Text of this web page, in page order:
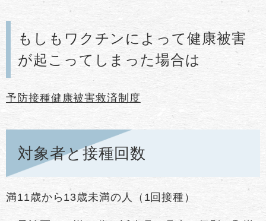
もしもワクチンによって健康被害
が起こってしまった場合は
予防接種健康被害救済制度
対象者と接種回数
満11歳から13歳未満の人（1回接種）